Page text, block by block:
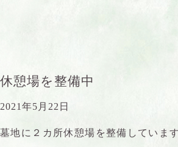
休憩場を整備中
2021年5月22日
墓地に２カ所休憩場を整備していま